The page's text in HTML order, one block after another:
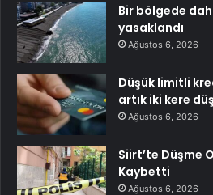
Bir bölgede
yasaklandı
Ağustos 6, 2026
Düşük limitli
artık iki kere
Ağustos 6, 2026
Siirt’te Düşme
Kaybetti
Ağustos 6, 2026